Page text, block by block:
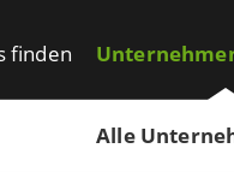
finden
Alle